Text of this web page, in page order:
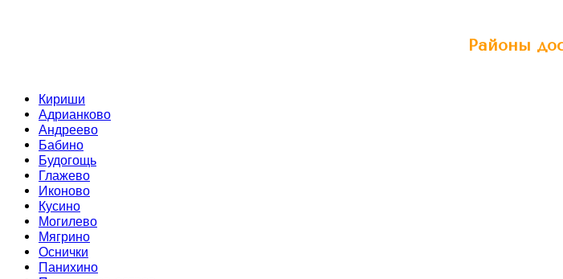
Районы
Кириши
Адрианково
Андреево
Бабино
Будогощь
Глажево
Иконово
Кусино
Могилево
Мягрино
Оснички
Панихино